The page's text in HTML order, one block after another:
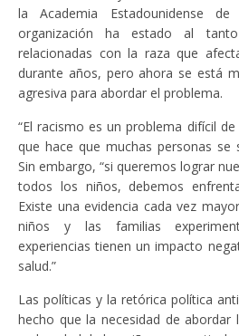
la Academia Estadounidense
organización ha estado al
relacionadas con la raza que
durante años, pero ahora se está
agresiva para abordar el problema.
“El racismo es un problema difícil
que hace que muchas personas se
Sin embargo, “si queremos lograr
todos los niños, debemos
Existe una evidencia cada vez
niños y las familias
experiencias tienen un impacto
salud.”
Las políticas y la retórica política
hecho que la necesidad de